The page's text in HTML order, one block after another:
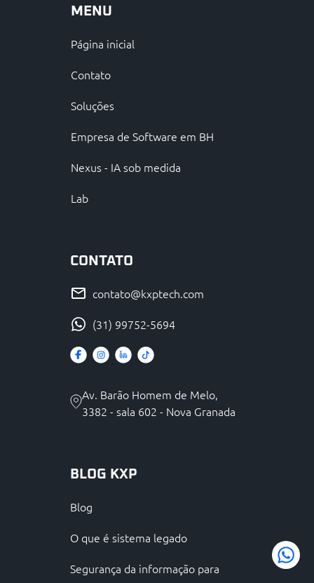
MENU
Página inicial
Contato
Soluções
Empresa de Software em BH
Nexus - IA sob medida
Lab
CONTATO
contato@kxptech.com
(31) 99752-5694
Av. Barão Homem de Melo,
3382 - sala 602 - Nova Granada
BLOG KXP
Blog
O que é sistema legado
Segurança da informação para